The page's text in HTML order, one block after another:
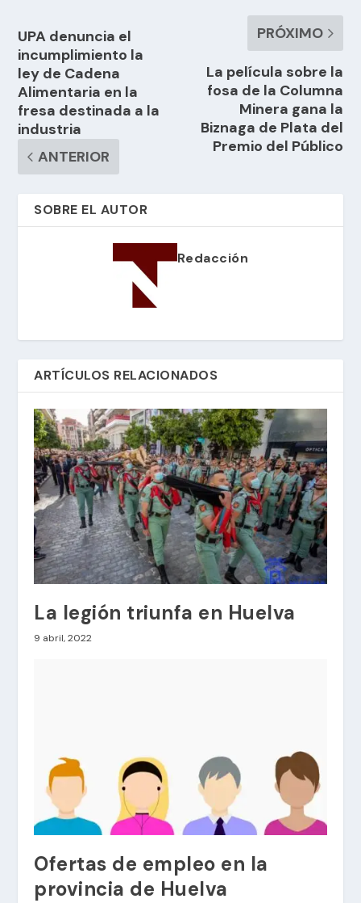
UPA denuncia el
incumplimiento la
ley de Cadena
Alimentaria en la
fresa destinada a la
industria
ANTERIOR
PRÓXIMO
La película sobre la
fosa de la Columna
Minera gana la
Biznaga de Plata del
Premio del Público
SOBRE EL AUTOR
Redacción
ARTÍCULOS RELACIONADOS
La legión triunfa en Huelva
9 abril, 2022
Ofertas de empleo en la
provincia de Huelva